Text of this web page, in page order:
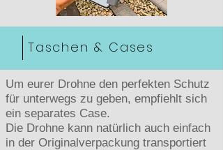
Taschen & Cases
Um eurer Drohne den perfekten Schutz
für unterwegs zu geben, empfiehlt sich
ein separates Case.
Die Drohne kann natürlich auch einfach
in der Originalverpackung transportiert